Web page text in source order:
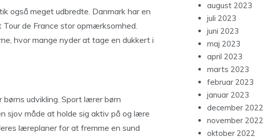
også meget udbredte. Danmark har en
de France stor opmærksomhed.
hvor mange nyder at tage en dukkert i
udvikling. Sport lærer børn
sjov måde at holde sig aktiv på og lære
læreplaner for at fremme en sund
august 2023
juli 2023
juni 2023
maj 2023
april 2023
marts 2023
februar 2023
januar 2023
december 2022
november 2022
oktober 2022